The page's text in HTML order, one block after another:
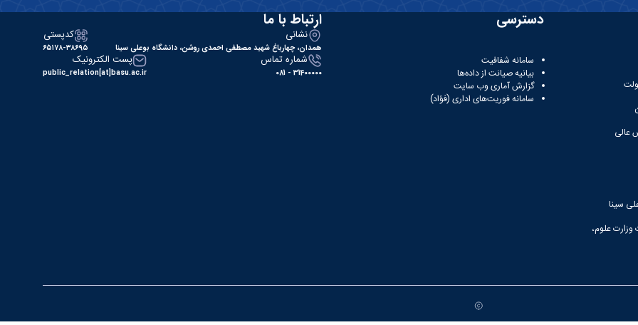
عالی
سینا
علوم،
دسترسی
سامانه شفافیت
بیانیه صیانت از داده‌ها
گزارش آماری وب‌ سایت
سامانه فوریت‌های اداری (فؤاد)
ارتباط با ما
نشانی
همدان، چهارباغ شهید مصطفی احمدی روشن، دانشگاه بوعلی سینا
کدپستی
۶۵۱۷۸-۳۸۶۹۵
شماره تماس
31400000 - 081
پست الکترونیک
public_relation[at]basu.ac.ir